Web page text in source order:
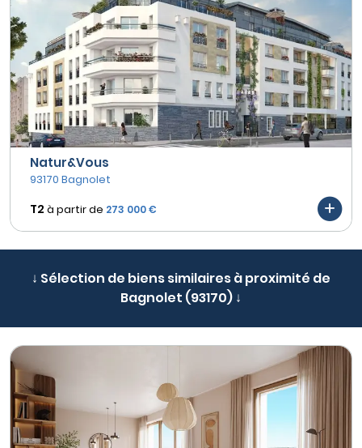
Natur&Vous
93170 Bagnolet
T2 à partir de 273 000 €
↓ Sélection de biens similaires à proximité de
Bagnolet (93170) ↓